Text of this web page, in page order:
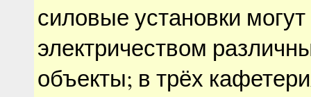
силовые установки
электричеством
объекты; в трёх